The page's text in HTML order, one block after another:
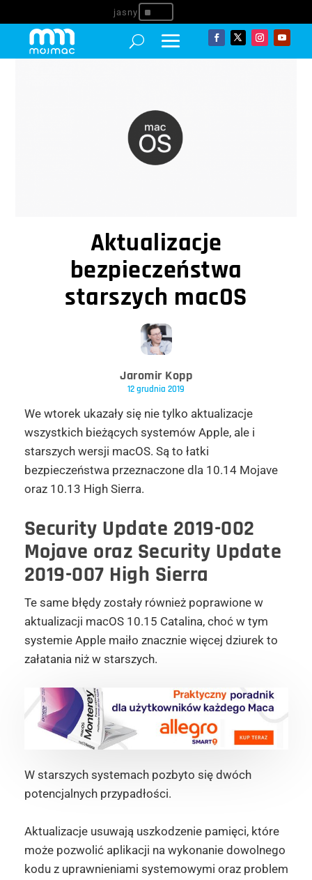
^
Aktualizacje
bezpieczeństwa
starszych macOS
Jaromir Kopp
12 grudnia 2019
We wtorek ukazały się nie tylko aktualizacje
wszystkich bieżących systemów Apple, ale i
starszych wersji macOS. Są to łatki
bezpieczeństwa przeznaczone dla 10.14 Mojave
oraz 10.13 High Sierra.
Security Update 2019-002
Mojave oraz Security Update
2019-007 High Sierra
Te same błędy zostały również poprawione w
aktualizacji macOS 10.15 Catalina, choć w tym
systemie Apple maiło znacznie więcej dziurek to
załatania niż w starszych.
W starszych systemach pozbyto się dwóch
potencjalnych przypadłości.
Aktualizacje usuwają uszkodzenie pamięci, które
może pozwolić aplikacji na wykonanie dowolnego
kodu z uprawnieniami systemowymi oraz problem